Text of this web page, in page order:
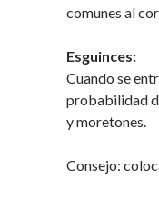
comunes al
Esguinces:
Cuando se
probabilidad
y moretones.
Consejo: